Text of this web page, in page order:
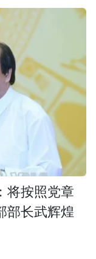
将按照党章
部长武辉煌